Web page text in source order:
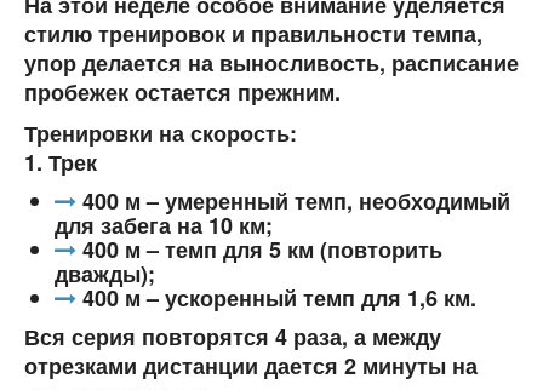
стилю тренировок и правильности темпа,
упор делается на выносливость, расписание
пробежек остается прежним.
Тренировки на скорость:
1. Трек
400 м – умеренный темп, необходимый
для забега на 10 км;
400 м – темп для 5 км (повторить
дважды);
400 м – ускоренный темп для 1,6 км.
Вся серия повторятся 4 раза, а между
отрезками дистанции дается 2 минуты на